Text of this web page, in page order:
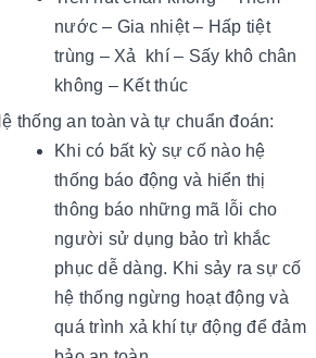
nước – Gia nhiệt – Hấp tiệt
trùng – Xả khí – Sấy khô chân
không – Kết thúc
thống an toàn và tự chuẩn đoán:
Khi có bất kỳ sự cố nào hệ
thống báo động và hiển thị
thông báo những mã lỗi cho
người sử dụng bảo trì khắc
phục dễ dàng. Khi sảy ra sự cố
hệ thống ngừng hoạt động và
quá trình xả khí tự động để đảm